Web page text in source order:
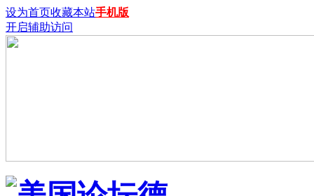
设为首页收藏本站手机版
开启辅助访问